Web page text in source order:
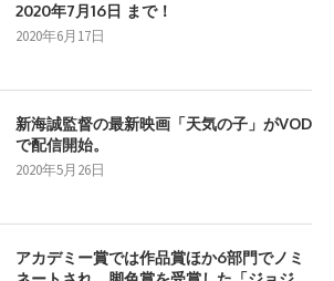
2020年7月16日 まで！
2020年6月17日
新海誠監督の最新映画「天気の子」がVOD
で配信開始。
2020年5月26日
アカデミー賞では作品賞ほか6部門でノミ